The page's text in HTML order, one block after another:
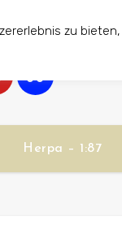
Herpa – 1:87
zu